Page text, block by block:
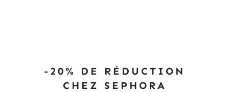
-20% DE RÉDUCTION
CHEZ SEPHORA